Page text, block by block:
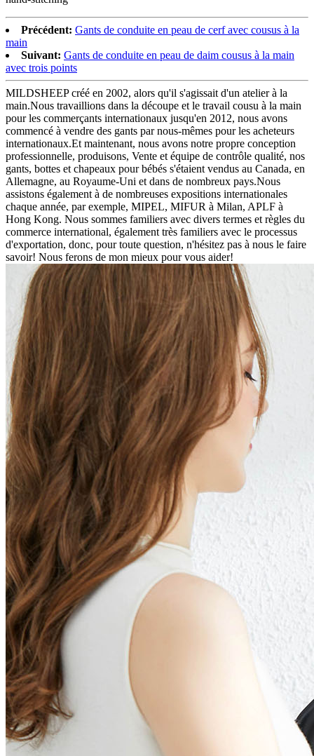
Précédent: Gants de conduite en peau de cerf avec cousus à la
main
Suivant: Gants de conduite en peau de daim cousus à la main
avec trois points
MILDSHEEP créé en 2002, alors qu'il s'agissait d'un atelier à la
main.Nous travaillions dans la découpe et le travail cousu à la main
pour les commerçants internationaux jusqu'en 2012, nous avons
commencé à vendre des gants par nous-mêmes pour les acheteurs
internationaux.Et maintenant, nous avons notre propre conception
professionnelle, produisons, Vente et équipe de contrôle qualité, nos
gants, bottes et chapeaux pour bébés s'étaient vendus au Canada, en
Allemagne, au Royaume-Uni et dans de nombreux pays.Nous
assistons également à de nombreuses expositions internationales
chaque année, par exemple, MIPEL, MIFUR à Milan, APLF à
Hong Kong. Nous sommes familiers avec divers termes et règles du
commerce international, également très familiers avec le processus
d'exportation, donc, pour toute question, n'hésitez pas à nous le faire
savoir! Nous ferons de mon mieux pour vous aider!